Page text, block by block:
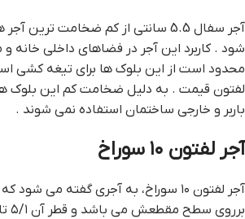
آجر سفال 5.5 سانتی از کم ضخامت
شود . کاربرد این آجر در فضاهای داخلی خانه
محدود است از این بلوک ها برای تیغه کشی
لفتون قيمت . به دلیل ضخامت کم این بلوک
باربر و خارجی ساختمان استفاده نمی شوند .
آجر لفتون ۱۰ سوراخ